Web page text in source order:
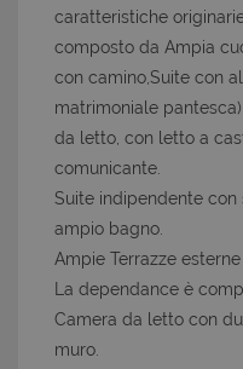
caratteristiche
composto da Ampia
con camino,Suite con
matrimoniale
da letto, con letto a
comunicante.
Suite indipendente
ampio bagno.
Ampie Terrazze
La dependance è
Camera da letto con
muro.